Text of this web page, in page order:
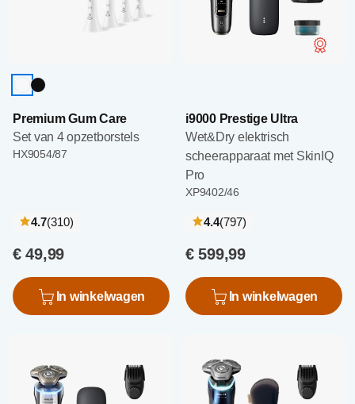
Premium Gum Care
Set van 4 opzetborstels
HX9054/87
4.7(310recensies
)
€ 49,99
In winkelwagen
i9000 Prestige Ultra
Wet&Dry elektrisch
scheerapparaat met SkinIQ
Pro
XP9402/46
4.4(797recensies
)
€ 599,99
In winkelwagen